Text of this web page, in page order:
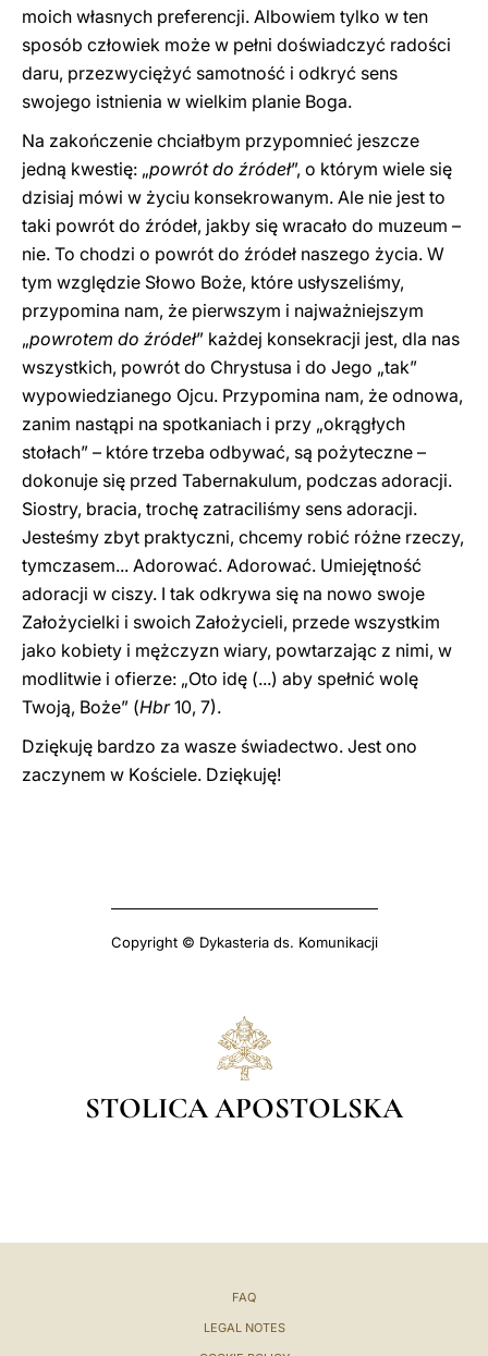
moich własnych preferencji. Albowiem tylko w ten
sposób człowiek może w pełni doświadczyć radości
daru, przezwyciężyć samotność i odkryć sens
swojego istnienia w wielkim planie Boga.
Na zakończenie chciałbym przypomnieć jeszcze
jedną kwestię: „powrót do źródeł”, o którym wiele się
dzisiaj mówi w życiu konsekrowanym. Ale nie jest to
taki powrót do źródeł, jakby się wracało do muzeum –
nie. To chodzi o powrót do źródeł naszego życia. W
tym względzie Słowo Boże, które usłyszeliśmy,
przypomina nam, że pierwszym i najważniejszym
„powrotem do źródeł” każdej konsekracji jest, dla nas
wszystkich, powrót do Chrystusa i do Jego „tak”
wypowiedzianego Ojcu. Przypomina nam, że odnowa,
zanim nastąpi na spotkaniach i przy „okrągłych
stołach” – które trzeba odbywać, są pożyteczne –
dokonuje się przed Tabernakulum, podczas adoracji.
Siostry, bracia, trochę zatraciliśmy sens adoracji.
Jesteśmy zbyt praktyczni, chcemy robić różne rzeczy,
tymczasem... Adorować. Adorować. Umiejętność
adoracji w ciszy. I tak odkrywa się na nowo swoje
Założycielki i swoich Założycieli, przede wszystkim
jako kobiety i mężczyzn wiary, powtarzając z nimi, w
modlitwie i ofierze: „Oto idę (...) aby spełnić wolę
Twoją, Boże” (Hbr10, 7).
Dziękuję bardzo za wasze świadectwo. Jest ono
zaczynem w Kościele. Dziękuję!
Copyright © Dykasteria ds. Komunikacji
STOLICA APOSTOLSKA
FAQ
LEGAL NOTES